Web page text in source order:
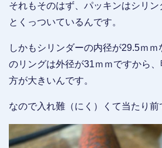
それもそのはず、パッキンはシリン
とくっついているんです。
しかもシリンダーの内径が29.5ｍ
のリングは外径が31ｍｍですから
方が大きいんです。
なので入れ難（にく）くて当たり前